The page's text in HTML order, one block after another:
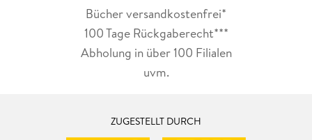
Bücher versandkostenfrei*
100 Tage Rückgaberecht***
Abholung in über 100 Filialen
uvm.
ZUGESTELLT DURCH